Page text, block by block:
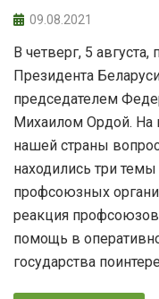
09.08.2021
В четверг, 5
Президента
председателем
Михаилом Ордой. На
нашей страны
находились три
профсоюзных
реакция
помощь в
государства